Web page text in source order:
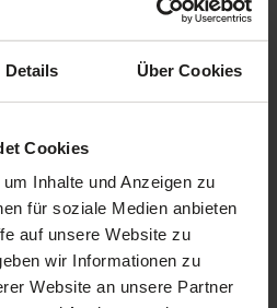
Details Über Cookies
Cookies
Inhalte und Anzeigen zu
für soziale Medien anbieten
auf unsere Website zu
wir Informationen zu
Website an unsere Partner